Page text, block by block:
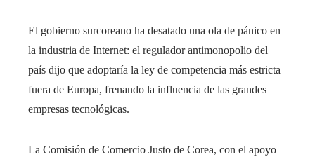
El gobierno surcoreano ha desatado una ola de pánico en
la industria de Internet: el regulador antimonopolio del
país dijo que adoptaría la ley de competencia más estricta
fuera de Europa, frenando la influencia de las grandes
empresas tecnológicas.
La Comisión de Comercio Justo de Corea, con el apoyo